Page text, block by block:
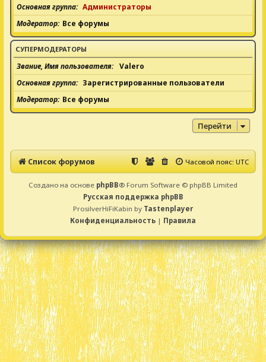
Основная группа
Администраторы
Модератор Все форумы
СУПЕРМОДЕРАТОРЫ
Звание, Имя пользователя
Valero
Основная группа
Зарегистрированные пользователи
Модератор Все форумы
Перейти
Список форумов Часовой пояс:UTC
Создано на основе phpBB® Forum Software © phpBB Limited
Русская поддержка phpBB
ProsilverHiFiKabin by Tastenplayer
Конфиденциальность | Правила